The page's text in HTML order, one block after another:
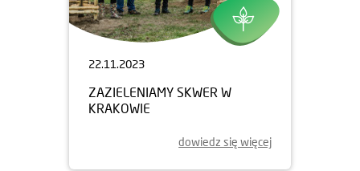
22.11.2023
ZAZIELENIAMY SKWER W
KRAKOWIE
dowiedz się więcej